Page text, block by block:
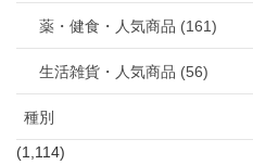
薬・健食・人気商品 (161)
生活雑貨・人気商品 (56)
種別
(1,114)